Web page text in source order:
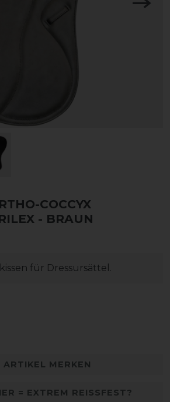
COCCYX
- BRAUN
für Dressursättel.
ARTIKEL MERKEN
= EXTREM REISSFEST?